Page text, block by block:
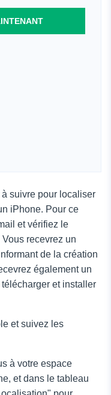
suivre pour localiser
iPhone. Pour ce
et vérifiez le
recevrez un
de la création
également un
et installer
et suivez les
à votre espace
et dans le tableau